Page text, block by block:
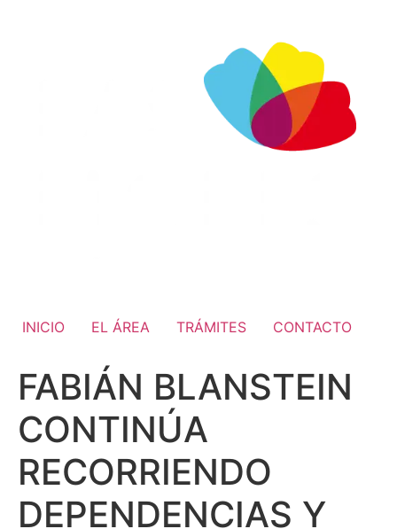
INICIO EL ÁREA TRÁMITES CONTACTO
FABIÁN BLANSTEIN
CONTINÚA
RECORRIENDO
DEPENDENCIAS Y